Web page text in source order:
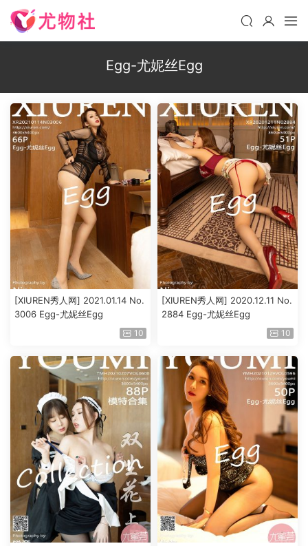
Egg-尤妮丝Egg
[XIUREN秀人网] 2021.01.14 No.
3006 Egg-尤妮丝Egg
10
[XIUREN秀人网] 2020.12.11 No.
2884 Egg-尤妮丝Egg
10